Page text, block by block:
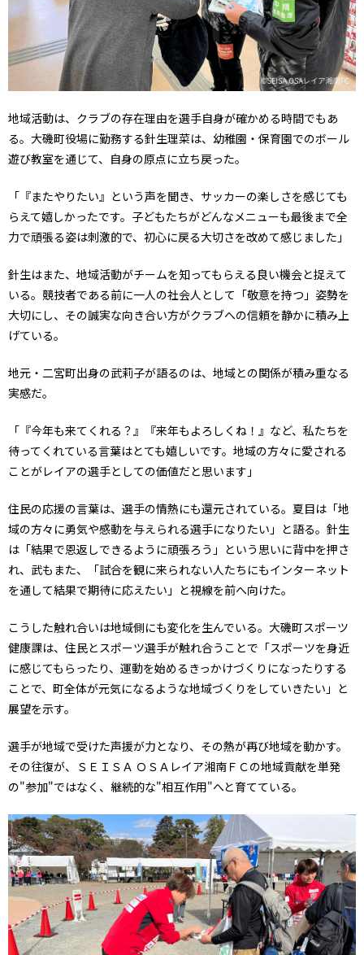
地域活動は、クラブの存在理由を選手自身が確かめる時間でもあ
る。大磯町役場に勤務する針生理菜は、幼稚園・保育園でのボール
遊び教室を通じて、自身の原点に立ち戻った。
「『またやりたい』という声を聞き、サッカーの楽しさを感じても
らえて嬉しかったです。子どもたちがどんなメニューも最後まで全
力で頑張る姿は刺激的で、初心に戻る大切さを改めて感じました」
針生はまた、地域活動がチームを知ってもらえる良い機会と捉えて
いる。競技者である前に一人の社会人として「敬意を持つ」姿勢を
大切にし、その誠実な向き合い方がクラブへの信頼を静かに積み上
げている。
地元・二宮町出身の武莉子が語るのは、地域との関係が積み重なる
実感だ。
「『今年も来てくれる？』『来年もよろしくね！』など、私たちを
待ってくれている言葉はとても嬉しいです。地域の方々に愛される
ことがレイアの選手としての価値だと思います」
住民の応援の言葉は、選手の情熱にも還元されている。夏目は「地
域の方々に勇気や感動を与えられる選手になりたい」と語る。針生
は「結果で恩返しできるように頑張ろう」という思いに背中を押さ
れ、武もまた、「試合を観に来られない人たちにもインターネット
を通して結果で期待に応えたい」と視線を前へ向けた。
こうした触れ合いは地域側にも変化を生んでいる。大磯町スポーツ
健康課は、住民とスポーツ選手が触れ合うことで「スポーツを身近
に感じてもらったり、運動を始めるきっかけづくりになったりする
ことで、町全体が元気になるような地域づくりをしていきたい」と
展望を示す。
選手が地域で受けた声援が力となり、その熱が再び地域を動かす。
その往復が、ＳＥＩＳＡ ＯＳＡレイア湘南ＦＣの地域貢献を単発
の"参加"ではなく、継続的な"相互作用"へと育てている。